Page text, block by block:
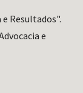
Resultados".
e